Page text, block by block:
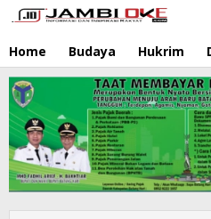
Lewati
ke
konten
Home Budaya Hukrim